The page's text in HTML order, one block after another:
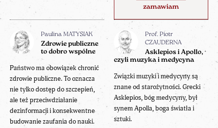
zamawiam
Paulina MATYSIAK
Zdrowie publiczne
to dobro wspólne
Państwo ma obowiązek chronić
zdrowie publiczne. To oznacza
nie tylko dostęp do szczepień,
ale też przeciwdziałanie
dezinformacji i konsekwentne
budowanie zaufania do nauki.
Prof. Piotr
CZAUDERNA
Asklepios i Apollo,
czyli muzyka i medycyna
Związki muzyki i medycyny są
znane od starożytności. Grecki
Asklepios, bóg medycyny, był
synem Apolla, boga światła i
sztuki.